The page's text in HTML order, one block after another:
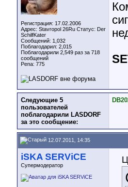
Регистрация: 17.02.2006
Адрес: Stavropol 26Ru Статус: Der
SchilfKater
Сообщений: 1,032
Поблагодарил: 2,015
Поблагодарили 2,549 раз за 718
сообщений
Репа: 775
Следующие 5
пользователей
поблагодарили LASDORF
за это сообщение:
12.07.2011, 14:35
iSKA SERViCE
Супермодератор